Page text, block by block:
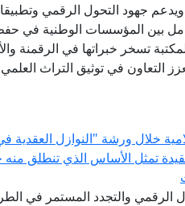
ويدعم جهود التحول الرقمي
بين المؤسسات الوطنية في
تسخر خبراتها في الرقمنة
التعاون في توثيق التراث
خلال ورشة "النوازل
تمثل الأساس الذي تنطلق منه
الرقمي والتجدد المستمر في